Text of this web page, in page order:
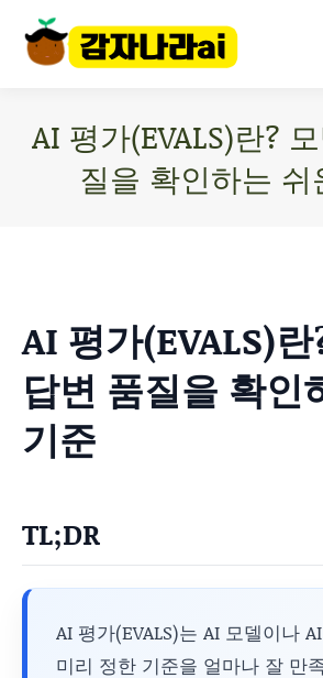
AI 평가(EVALS)란?
질을 확인하는 쉬
AI 평가(EVALS)
답변 품질을 확인
기준
TL;DR
AI 평가(EVALS)는 AI 모델이나
미리 정한 기준을 얼마나 잘 만